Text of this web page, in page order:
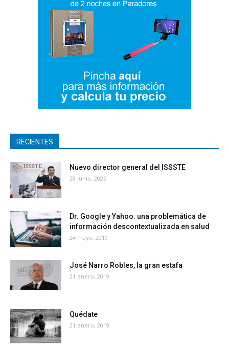
RECIENTES
Nuevo director general del ISSSTE
28 junio, 2025
Dr. Google y Yahoo: una problemática de
información descontextualizada en salud
24 mayo, 2019
José Narro Robles, la gran estafa
21 enero, 2019
Quédate
21 enero, 2019